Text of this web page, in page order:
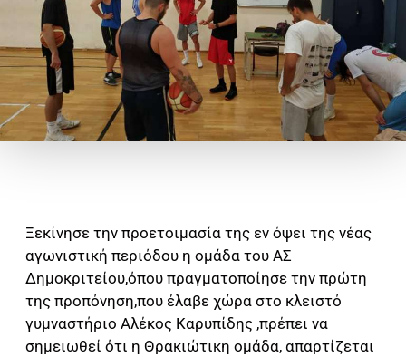
Ξεκίνησε την προετοιμασία της εν όψει της νέας
αγωνιστική περιόδου η ομάδα του ΑΣ
Δημοκριτείου,όπου πραγματοποίησε την πρώτη
της προπόνηση,που έλαβε χώρα στο κλειστό
γυμναστήριο Αλέκος Καρυπίδης ,πρέπει να
σημειωθεί ότι η Θρακιώτικη ομάδα, απαρτίζεται